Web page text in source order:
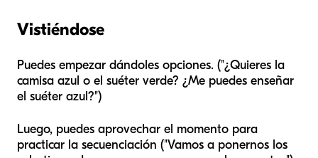
Vistiéndose
Puedes empezar dándoles opciones. ("¿Quieres la
camisa azul o el suéter verde? ¿Me puedes enseñar
el suéter azul?")
Luego, puedes aprovechar el momento para
practicar la secuenciación ("Vamos a ponernos los